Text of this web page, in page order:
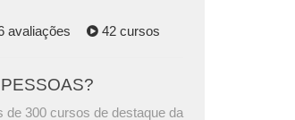
avaliações 42 cursos
de 300 cursos de destaque da